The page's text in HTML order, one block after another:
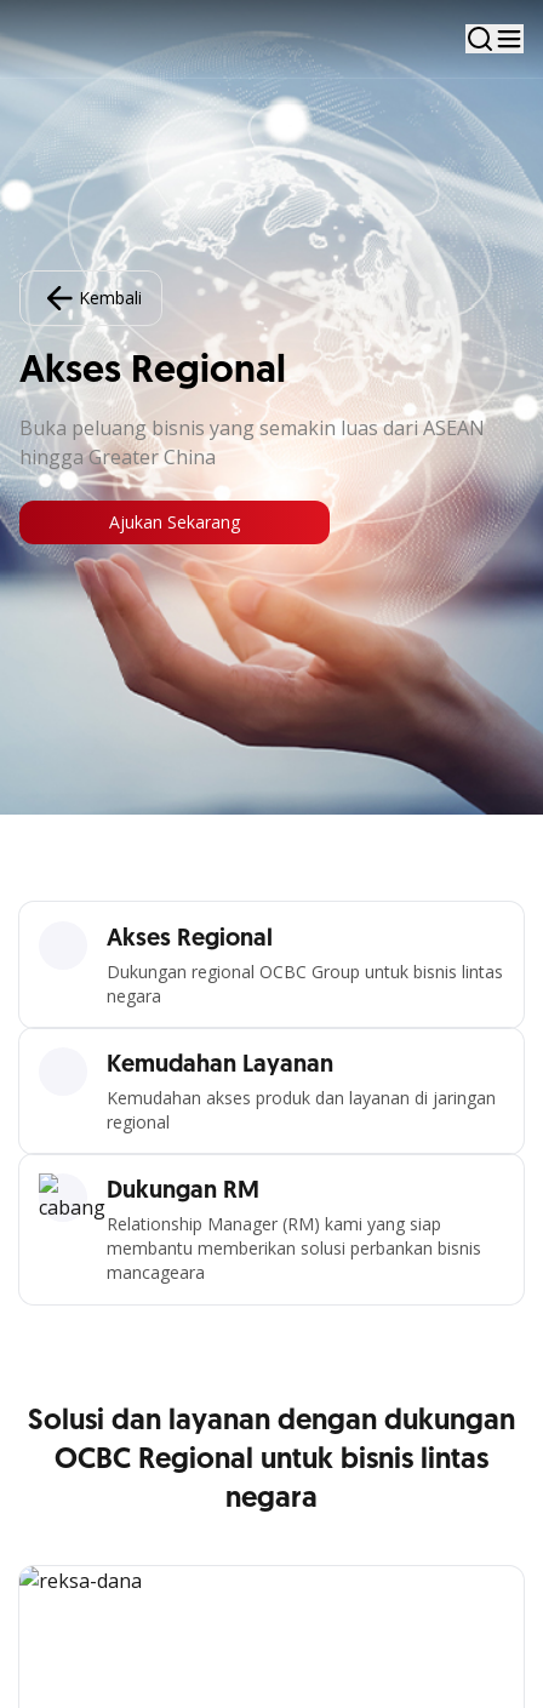
Kembali
Akses Regional
Buka peluang bisnis yang semakin luas dari ASEAN
hingga Greater China
Ajukan Sekarang
Akses Regional
Dukungan regional OCBC Group untuk bisnis lintas
negara
Kemudahan Layanan
Kemudahan akses produk dan layanan di jaringan
regional
Dukungan RM
Relationship Manager (RM) kami yang siap
membantu memberikan solusi perbankan bisnis
mancageara
Solusi dan layanan dengan dukungan
OCBC Regional untuk bisnis lintas
negara